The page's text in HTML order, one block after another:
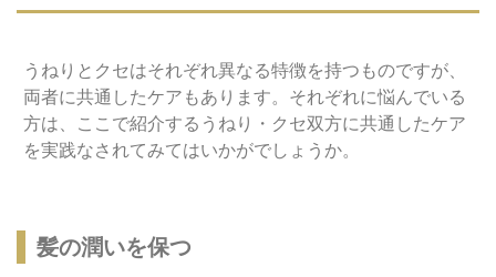
うねりとクセはそれぞれ異なる特徴を持つものですが、
両者に共通したケアもあります。それぞれに悩んでいる
方は、ここで紹介するうねり・クセ双方に共通したケア
を実践なされてみてはいかがでしょうか。
髪の潤いを保つ